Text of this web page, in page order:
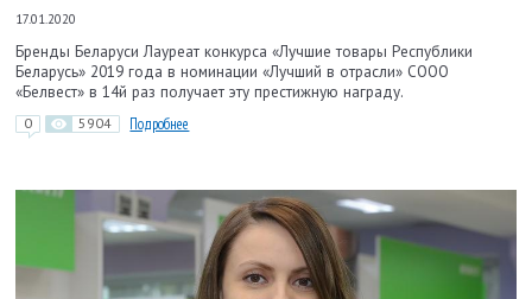
17.01.2020
Бренды Беларуси Лауреат конкурса «Лучшие товары Республики
Беларусь» 2019 года в номинации «Лучший в отрасли» СООО
«Белвест» в 14­й раз получает эту престижную награду.
0 5904 Подробнее